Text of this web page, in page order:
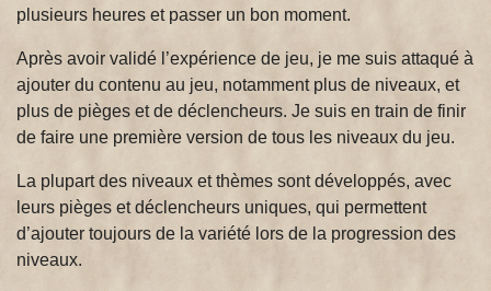
plusieurs heures et passer un bon moment.
Après avoir validé l’expérience de jeu, je me suis attaqué à
ajouter du contenu au jeu, notamment plus de niveaux, et
plus de pièges et de déclencheurs. Je suis en train de finir
de faire une première version de tous les niveaux du jeu.
La plupart des niveaux et thèmes sont développés, avec
leurs pièges et déclencheurs uniques, qui permettent
d’ajouter toujours de la variété lors de la progression des
niveaux.